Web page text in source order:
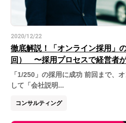
2020/12/22
徹底解説！「オンライン採用」
回） 〜採用プロセスで経営者
「1/250」の採用に成功 前回まで、
して「会社説明...
コンサルティング